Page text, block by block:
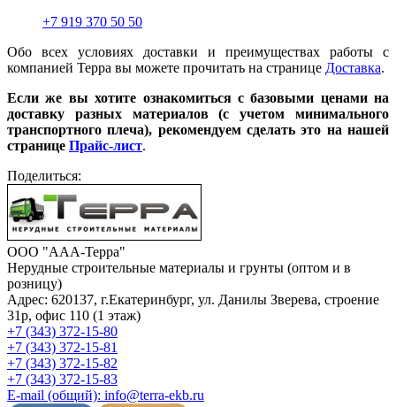
+7 919 370 50 50
Обо всех условиях доставки и преимуществах работы с
компанией Терра вы можете прочитать на странице Доставка.
Если же вы хотите ознакомиться с базовыми ценами на
доставку разных материалов (с учетом минимального
транспортного плеча), рекомендуем сделать это на нашей
странице Прайс-лист.
Поделиться:
ООО "ААА-Терра"
Нерудные строительные материалы и грунты (оптом и в
розницу)
Адрес: 620137, г.Екатеринбург, ул. Данилы Зверева, строение
31р, офис 110 (1 этаж)
+7 (343) 372-15-80
+7 (343) 372-15-81
+7 (343) 372-15-82
+7 (343) 372-15-83
E-mail (общий): info@terra-ekb.ru